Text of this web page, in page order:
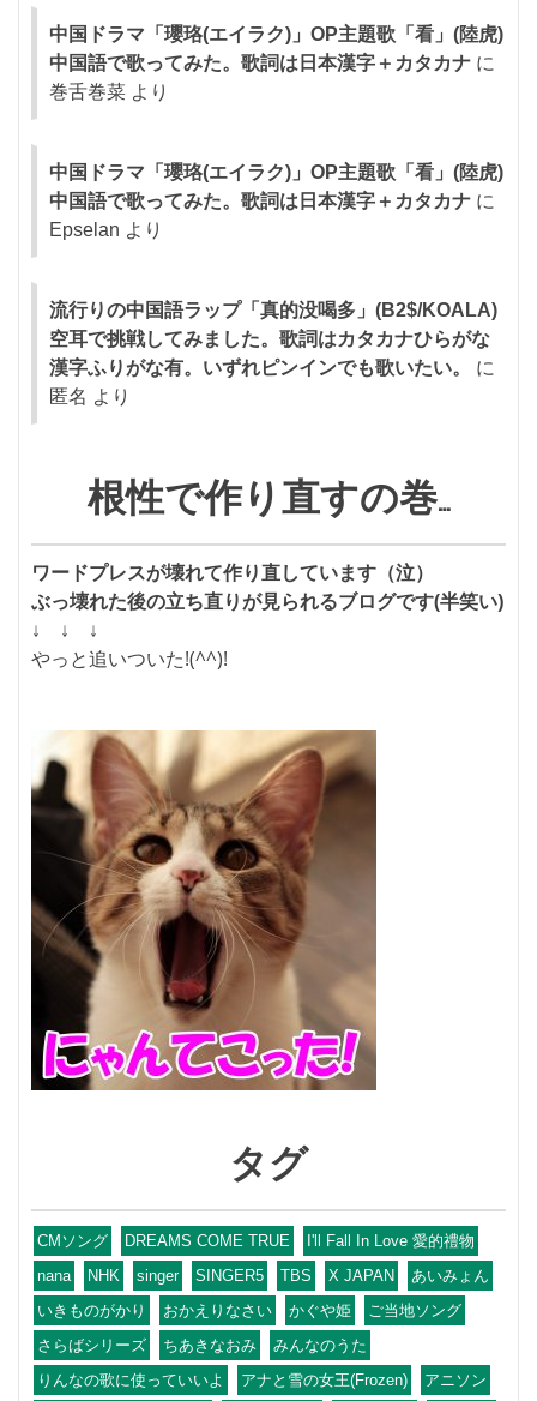
中国ドラマ「瓔珞(エイラク)」OP主題歌「看」(陸虎)
中国語で歌ってみた。歌詞は日本漢字＋カタカナ に
巻舌巻菜 より
中国ドラマ「瓔珞(エイラク)」OP主題歌「看」(陸虎)
中国語で歌ってみた。歌詞は日本漢字＋カタカナ に
Epselan より
流行りの中国語ラップ「真的没喝多」(B2$/KOALA)
空耳で挑戦してみました。歌詞はカタカナひらがな
漢字ふりがな有。いずれピンインでも歌いたい。
に
匿名 より
根性で作り直すの巻…
ワードプレスが壊れて作り直しています（泣）
ぶっ壊れた後の立ち直りが見られるブログです(半笑い)
↓ ↓ ↓
やっと追いついた!(^^)!
タグ
CMソング DREAMS COME TRUE
I'll Fall In Love 愛的禮物
nana
NHK singer SINGER5 TBS X JAPAN
あいみょん
いきものがかり
おかえりなさい かぐや姫
ご当地ソング
さらばシリーズ
ちあきなおみ
みんなのうた
りんなの歌に使っていいよ
アナと雪の女王(Frozen)
アニソン